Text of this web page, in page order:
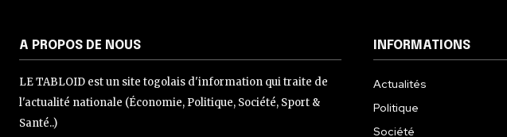
A PROPOS DE NOUS
LE TABLOID est un site togolais d'information qui traite de
l'actualité nationale (Économie, Politique, Société, Sport &
Santé..)
INFORMATIONS
Actualités
Politique
Société